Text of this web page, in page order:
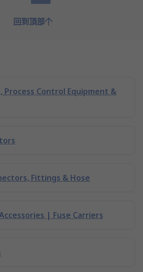
回到頂部
Process Control Equipment &
Fittings & Hose
| Fuse Carriers